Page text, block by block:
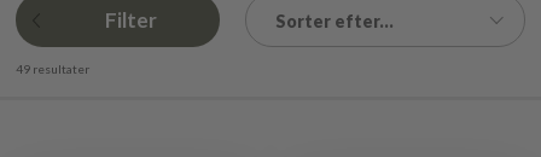
Filter Sorter efter...
49 resultater